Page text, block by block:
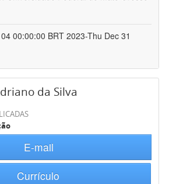
00:00:00 BRT 2023-Thu Dec 31
da Silva
E-mail
Currículo